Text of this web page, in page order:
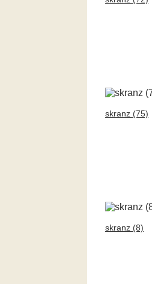
skranz (75)
skranz (8)